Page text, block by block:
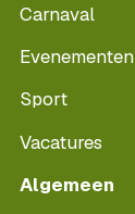
Carnaval
Evenementen
Sport
Vacatures
Algemeen